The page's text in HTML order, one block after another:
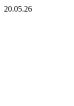
20.05.26